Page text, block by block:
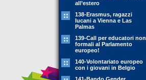
all’estero
138-Erasmus, ragazzi
lucani a Vienna e Las
Palmas
139-Call per educatori non
formali al Parlamento
europeo!
140-Volontariato europeo
con i giovani in Belgio